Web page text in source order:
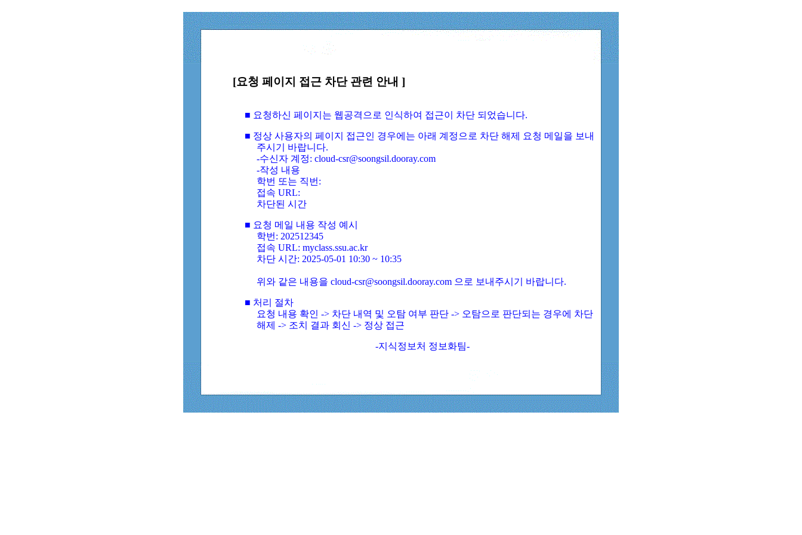
[요청 페이지 접근 차단 관련 안내 ]
■ 요청하신 페이지는 웹공격으로 인식하여 접근이 차단 되었습니다.
■ 정상 사용자의 페이지 접근인 경우에는 아래 계정으로 차단 해제 요청 메일을 보내
주시기 바랍니다.
-수신자 계정: cloud-csr@soongsil.dooray.com
-작성 내용
학번 또는 직번:
접속 URL:
차단된 시간
■ 요청 메일 내용 작성 예시
학번: 202512345
접속 URL: myclass.ssu.ac.kr
차단 시간: 2025-05-01 10:30 ~ 10:35
위와 같은 내용을 cloud-csr@soongsil.dooray.com 으로 보내주시기 바랍니다.
■ 처리 절차
요청 내용 확인 -> 차단 내역 및 오탐 여부 판단 -> 오탐으로 판단되는 경우에 차단
해제 -> 조치 결과 회신 -> 정상 접근
-지식정보처 정보화팀-